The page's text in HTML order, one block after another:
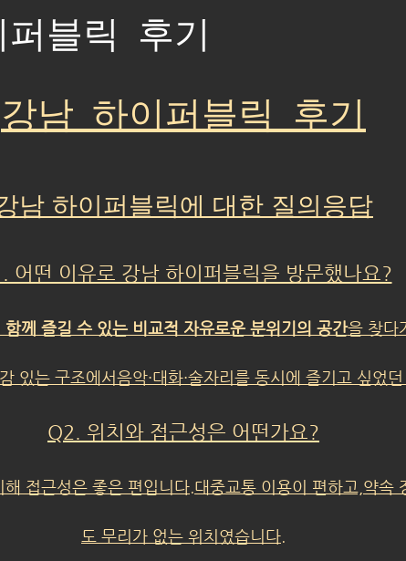
블릭 후기
강남 하이퍼블릭 후기
남 하이퍼블릭에 대한 질의응답
어떤 이유로 강남 하이퍼블릭을 방문했나요?
함께 즐길 수 있는 비교적 자유로운 분위기의 공간을 찾다
있는 구조에서음악·대화·술자리를 동시에 즐기고 싶었
Q2. 위치와 접근성은 어떤가요?
접근성은 좋은 편입니다.대중교통 이용이 편하고,약속
도 무리가 없는 위치였습니다.